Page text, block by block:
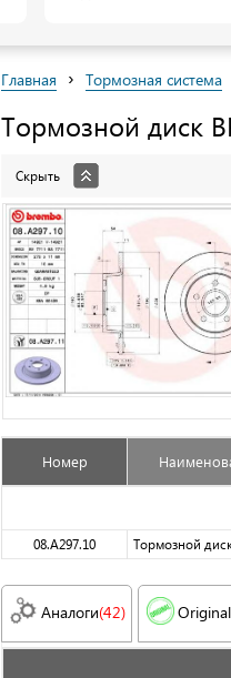
Главная › Тормозная система
Тормозной диск
Скрыть
Номер
08.A297.10 Тормозной
Аналоги(42) Original